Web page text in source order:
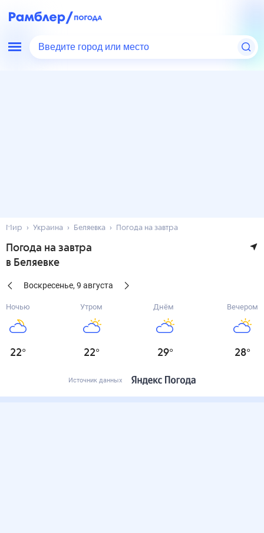
Введите город или место
Мир Украина Беляевка Погода на завтра
Погода на завтра
в Беляевке
Воскресенье, 9 августа
Ночью
22°
Утром
22°
Днём
29°
Вечером
28°
Источник данных